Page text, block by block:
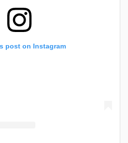
post on Instagram